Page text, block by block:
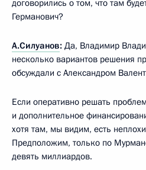
договорились о том, что там
Германович?
А.Силуанов: Да, Владимир
несколько вариантов решения
обсуждали с Александром
Если оперативно решать
и дополнительное
хотя там, мы видим, есть
Предположим, только по
девять миллиардов.